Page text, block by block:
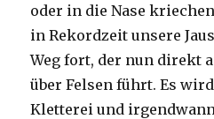
oder in die Nase
in Rekordzeit unsere
Weg fort, der nun direkt
über Felsen führt. Es
Kletterei und